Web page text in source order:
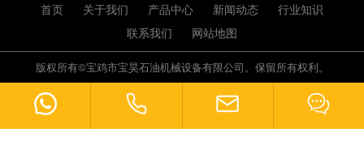
首页 关于我们 产品中心 新闻动态
行业知识
联系我们
网站地图
版权所有©宝鸡市宝昊石油机械设备有限公司。保留所有权利。